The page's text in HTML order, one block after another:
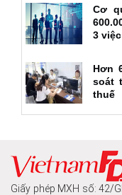
Cơ quan
3 việc
Hơn
soát
thuế
Giấy phép MXH số: 42/